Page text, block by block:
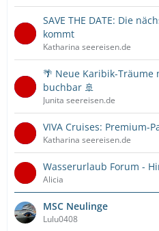
SAVE THE DATE: Die
kommt
Katharina seereisen.de
🌴 Neue Karibik-Träume
buchbar 🚢
Junita seereisen.de
VIVA Cruises: Premium-
Katharina seereisen.de
Wasserurlaub Forum -
Alicia
MSC Neulinge
Lulu0408